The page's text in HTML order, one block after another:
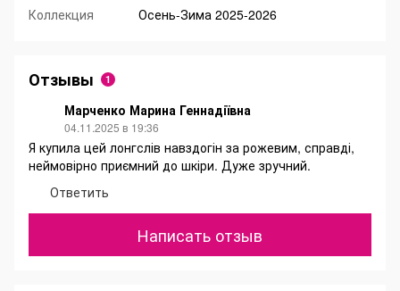
Коллекция
Осень-Зима 2025-2026
Отзывы 1
Марченко Марина Геннадіївна
04.11.2025 в 19:36
Я купила цей лонгслів навздогін за рожевим, справді,
неймовірно приємний до шкіри. Дуже зручний.
Ответить
Написать отзыв